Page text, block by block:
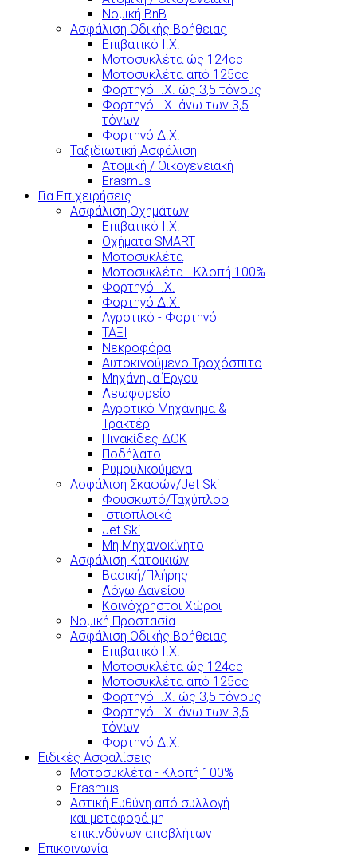
Νομική BnB
Ασφάλιση Οδικής Βοήθειας
Επιβατικό Ι.Χ.
Μοτοσυκλέτα ώς 124cc
Μοτοσυκλέτα από 125cc
Φορτηγό Ι.Χ. ώς 3,5 τόνους
Φορτηγό Ι.Χ. άνω των 3,5
τόνων
Φορτηγό Δ.Χ.
Ταξιδιωτική Ασφάλιση
Ατομική / Οικογενειακή
Erasmus
Για Επιχειρήσεις
Ασφάλιση Οχημάτων
Επιβατικό Ι.Χ.
Οχήματα SMART
Μοτοσυκλέτα
Μοτοσυκλέτα - Κλοπή 100%
Φορτηγό Ι.Χ.
Φορτηγό Δ.Χ.
Αγροτικό - Φορτηγό
ΤΑΞΙ
Νεκροφόρα
Αυτοκινούμενο Τροχόσπιτο
Μηχάνημα Έργου
Λεωφορείο
Αγροτικό Μηχάνημα &
Τρακτέρ
Πινακίδες ΔΟΚ
Ποδήλατο
Ρυμουλκούμενα
Ασφάλιση Σκαφών/Jet Ski
Φουσκωτό/Ταχύπλοο
Ιστιοπλοϊκό
Jet Ski
Μη Μηχανοκίνητο
Ασφάλιση Κατοικιών
Βασική/Πλήρης
Λόγω Δανείου
Κοινόχρηστοι Χώροι
Νομική Προστασία
Ασφάλιση Οδικής Βοήθειας
Επιβατικό Ι.Χ.
Μοτοσυκλέτα ώς 124cc
Μοτοσυκλέτα από 125cc
Φορτηγό Ι.Χ. ώς 3,5 τόνους
Φορτηγό Ι.Χ. άνω των 3,5
τόνων
Φορτηγό Δ.Χ.
Ειδικές Ασφαλίσεις
Μοτοσυκλέτα - Κλοπή 100%
Erasmus
Αστική Ευθύνη από συλλογή
και μεταφορά μη
επικινδύνων αποβλήτων
Επικοινωνία